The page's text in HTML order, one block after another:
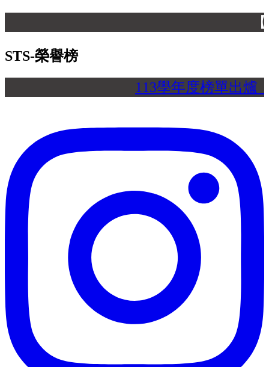
【
STS-榮譽榜
113學年度榜單出爐